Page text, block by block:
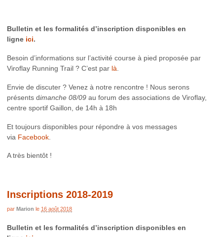
Bulletin et les formalités d’inscription disponibles en
ligne ici.
Besoin d’informations sur l’activité course à pied proposée par
Viroflay Running Trail ? C’est par là
Envie de discuter ? Venez à notre rencontre ! Nous serons
présents dimanche 08/09 au forum des associations de Viroflay,
centre sportif Gaillon, de 14h à 18h
Et toujours disponibles pour répondre à vos messages
via Facebook
A très bientôt !
Inscriptions 2018-2019
par Marion le 16 août 2018
Bulletin et les formalités d’inscription disponibles en